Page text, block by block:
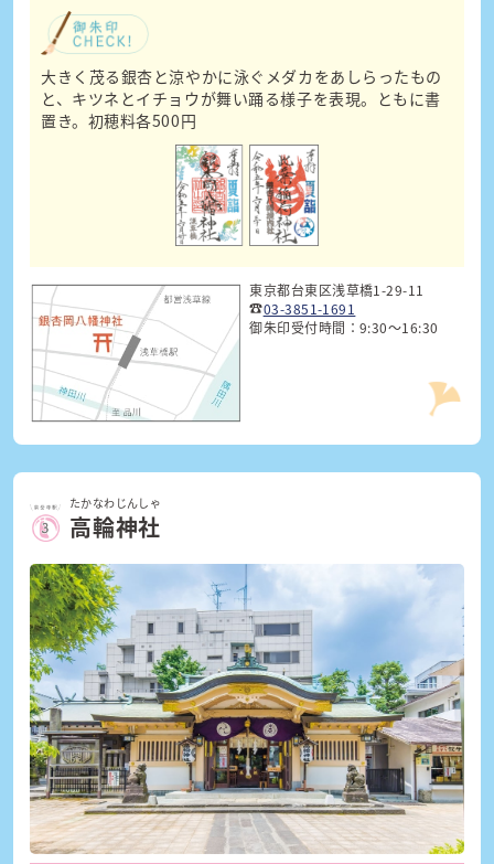
大きく茂る銀杏と涼やかに泳ぐメダカをあしらったもの
と、キツネとイチョウが舞い踊る様子を表現。ともに書
置き。初穂料各500円
東京都台東区浅草橋1-29-11
☎03-3851-1691
御朱印受付時間：9:30～16:30
高輪神社
たかなわじんしゃ